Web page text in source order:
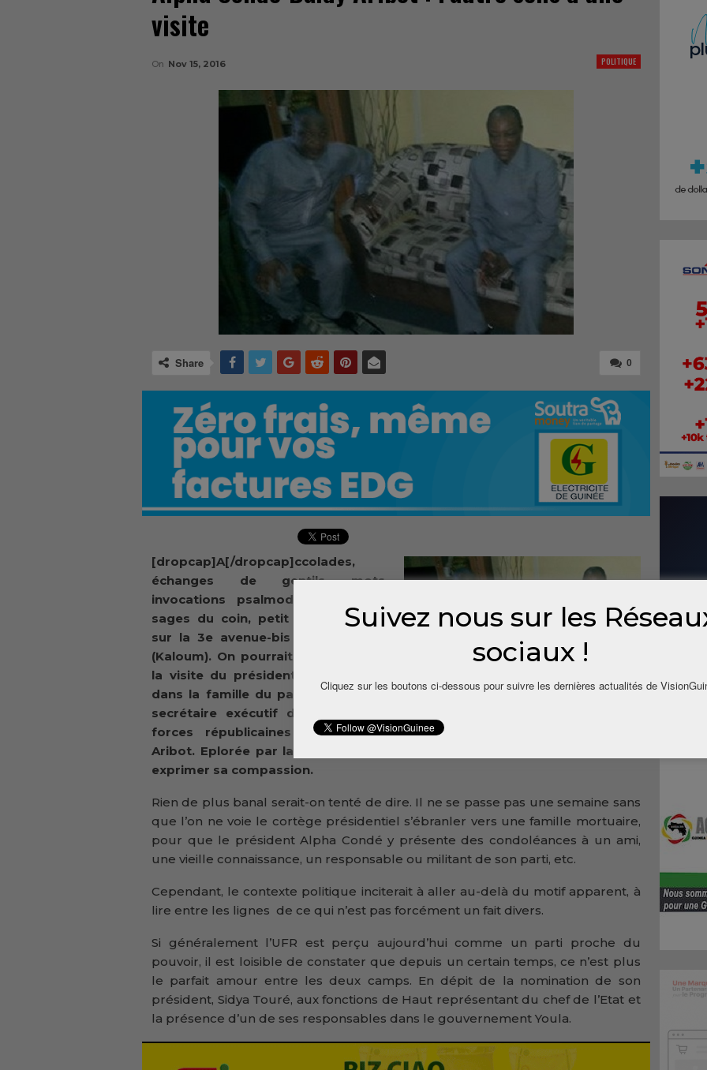
visite
POLITIQUE
On Nov 15, 2016
0
Share
[dropcap]A[/dropcap]ccolades,
échanges de gentils mots,
invocations psalmodiées par des
sages du coin, petit attroupement
sur la 3e avenue-bis à Manquepas
(Kaloum). On pourrait résumer ainsi
la visite du président Alpha Condé
dans la famille du parlementaire et
secrétaire exécutif de l’Union des
forces républicaines (UFR), Baïdy
Aribot. Eplorée par la perte d’un des siens, le chef de l’Etat était venu lui
exprimer sa compassion.
Rien de plus banal serait-on tenté de dire. Il ne se passe pas une semaine sans
que l’on ne voie le cortège présidentiel s’ébranler vers une famille mortuaire,
pour que le président Alpha Condé y présente des condoléances à un ami,
une vieille connaissance, un responsable ou militant de son parti, etc.
Cependant, le contexte politique inciterait à aller au-delà du motif apparent, à
lire entre les lignes de ce qui n’est pas forcément un fait divers.
Si généralement l’UFR est perçu aujourd’hui comme un parti proche du
pouvoir, il est loisible de constater que depuis un certain temps, ce n’est plus
le parfait amour entre les deux camps. En dépit de la nomination de son
président, Sidya Touré, aux fonctions de Haut représentant du chef de l’Etat et
la présence d’un de ses responsables dans le gouvernement Youla.
Suivez nous sur les
sociaux !
Cliquez sur les boutons ci-dessous pour suivre les dernières actualités de